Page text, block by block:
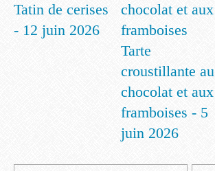
Tatin de cerises
- 12 juin 2026
Tarte
croustillante au
chocolat et aux
framboises - 5
juin 2026